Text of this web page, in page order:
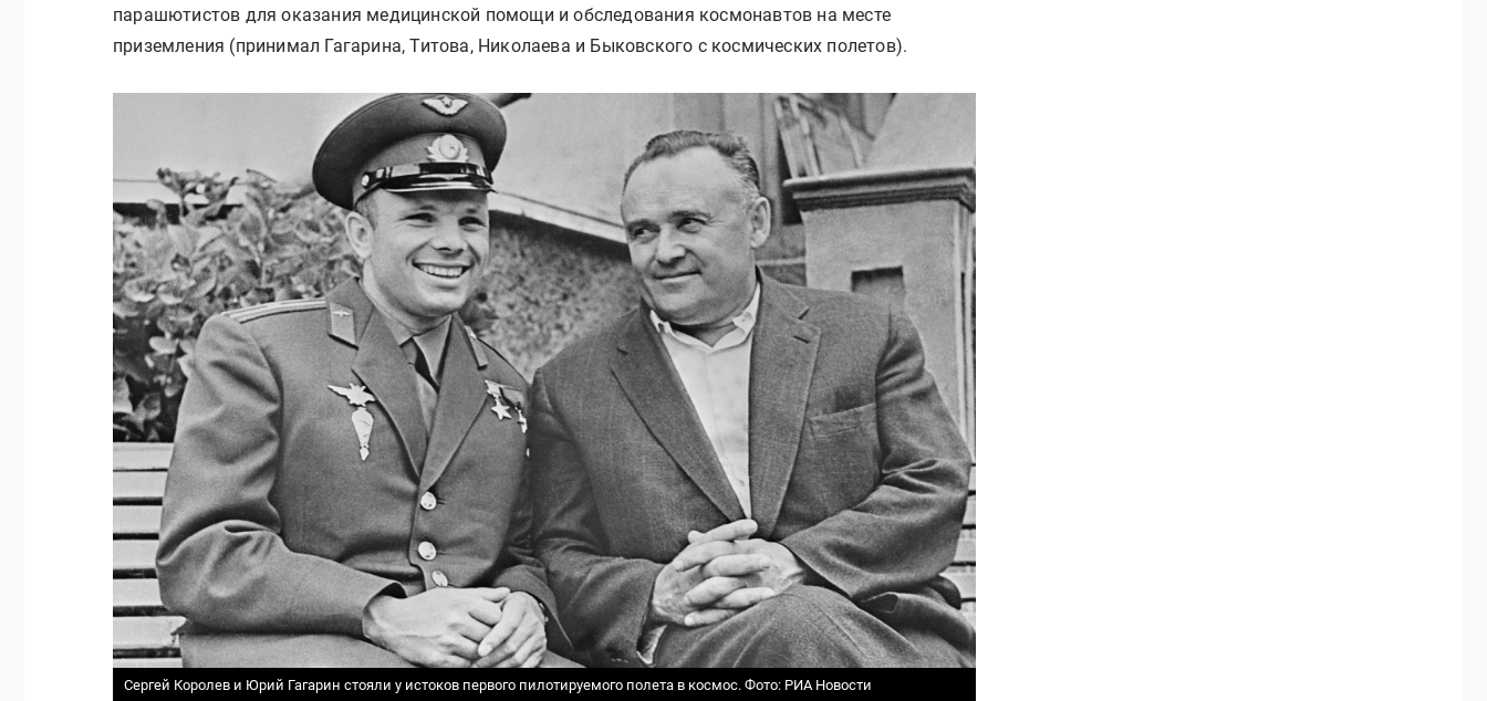
парашютистов для оказания медицинской помощи и обследования космонавтов на месте
приземления (принимал Гагарина, Титова, Николаева и Быковского с космических полетов).
Сергей Королев и Юрий Гагарин стояли у истоков первого пилотируемого полета в космос. Фото: РИА Новости